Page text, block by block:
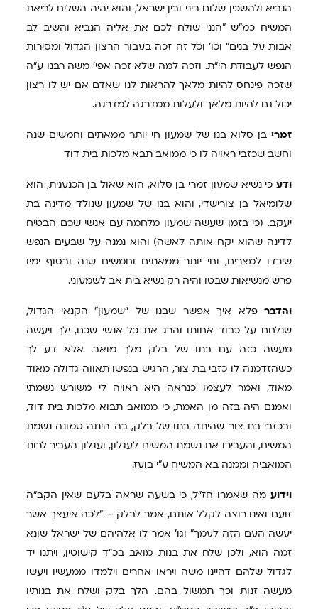
הנביא ולהשכין שלום ביני ובין ישראל, והוא יהיה השליח לביאת
המשיח כמ"ש "הנני שולח לכם את אליה הנביא והשיב לב
אבות על בנים" וכו' וכל זה זכה בעבור הרצון הגדול ומסירות
הנפש לעבודת הי"ת. וזכה למה שלא זכה אפי' משה רבנו ע"ה
שזכה פינחס להיות מלאך להראות לנו שאדם אם יש לו רצון
יכול גם להיות מלאך ולעלות ממדרגה למדרגה.
זמרי בן סלוא בנו של שמעון חי יותר ממאתים וחמשים שנה
וחשב שכזבי ראויה לו כי ממואב תבא מלכות בית דוד
ודע כי נשיא שמעון זמרי בן סלוא, הוא שאול בן הכנענית, הוא
שלומיאל בן צורישדי, והוא בנו של שמעון שנולד מדינה בת
יעקב. (כי בזמן שעשה שמעון מלחמה עם אנשי שכם הבטיח
לדינה שהוא יקח אותה לאשה) והוא נמנה על שבעים הנפש
שירדו למצרים, וחי יותר ממאתים וחמשים שנה ובסוף ימיו
פרש מנשיאות שבטו והיה רק נשיא בית אב לשמעוני.
והדבר פלא איך אפשר שבנו של "שמעון" הקנאי הגדול,
שנלחם על כבוד אחותו והרג את כל אנשי שכם, ילך ויעשה
מעשה כזה עם בתו של בלק מלך מואב. אלא דע לך
כשהזדמנה לו כזבי בת צור, הרגיש בנפשו תאווה גדולה מאוד
מאוד, ואמר לעצמו כנראה היא ראויה לי משורש נשמתי
ואמנם היה בזה מן האמת, כי ממואב תבוא מלכות בית דוד,
ובכזבי בת צור שהיתה בתו של בלק, בה היתה טמונה נשמת
המשיח, והעבירו את נשמת המשיח לעגלון, ועגלון העביר לרות
המואביה וממנה בא המשיח ע"י בועז.
וידוע מה שאמרו חז"ל, כי בשעה שראה בלעם שאין הקב"ה
זועם ואינו רוצה לקלל אותם, אמר לבלק – "לכה איעצך אשר
יעשה העם הזה לעמך" וגו' אמר לו אלהיהם של ישראל שונא
זמה הוא, ולכן שלח את בנות מואב בכ"ד קישוטין, ויתנו יד
לגדול שלהם דהיינו משה ויראו אחרים וילמדו ממעשיו ויעשו
מעשה זנות וכך תמשול בהם. הלך בלק ושלח את בנותיו